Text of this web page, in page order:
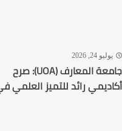
24, 2026
جامعة المعارف (UOA): صرح
رائد للتميز العلمي في...